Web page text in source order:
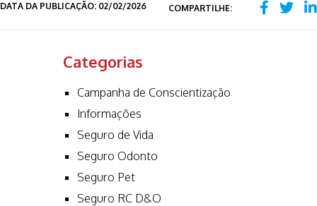
DATA DA PUBLICAÇÃO: 02/02/2026 COMPARTILHE:
Categorias
Campanha de Conscientização
Informações
Seguro de Vida
Seguro Odonto
Seguro Pet
Seguro RC D&O